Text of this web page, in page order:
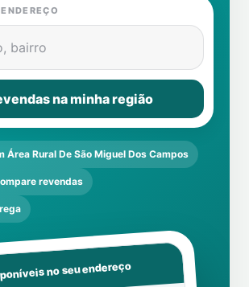
bairro
na minha região
Área Rural De São Miguel Dos Campos
revendas
no seu endereço